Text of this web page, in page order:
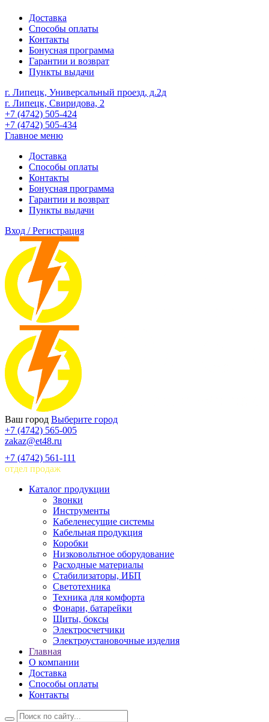
Доставка
Способы оплаты
Контакты
Бонусная программа
Гарантии и возврат
Пункты выдачи
г. Липецк, Универсальный проезд, д.2д
г. Липецк, Свиридова, 2
+7 (4742) 505-424
+7 (4742) 505-434
Главное меню
Доставка
Способы оплаты
Контакты
Бонусная программа
Гарантии и возврат
Пункты выдачи
Вход / Регистрация
Ваш город Выберите город
+7 (4742) 565-005
zakaz@et48.ru
+7 (4742) 561-111
отдел продаж
Каталог продукции
Звонки
Инструменты
Кабеленесущие системы
Кабельная продукция
Коробки
Низковольтное оборудование
Расходные материалы
Стабилизаторы, ИБП
Светотехника
Техника для комфорта
Фонари, батарейки
Щиты, боксы
Электросчетчики
Электроустановочные изделия
Главная
О компании
Доставка
Способы оплаты
Контакты